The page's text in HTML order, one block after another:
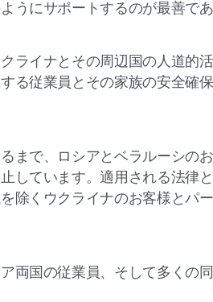
うにサポートするのが最善で
ライナとその周辺国の人道的
る従業員とその家族の安全確
まで、ロシアとベラルーシの
しています。適用される法律
除くウクライナのお客様とパ
両国の従業員、そして多くの